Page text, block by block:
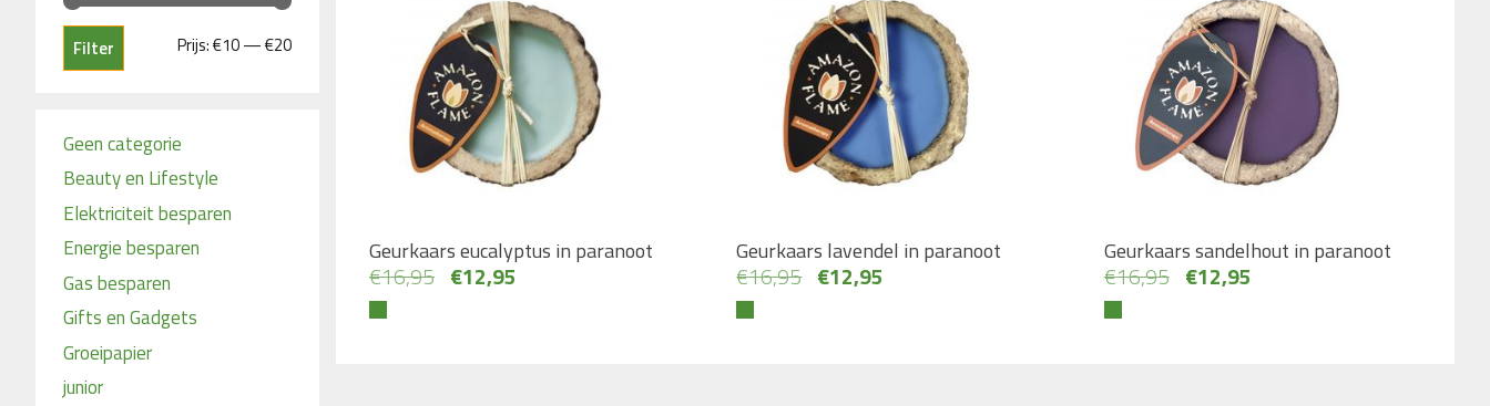
Geurkaars eucalyptus in paranoot
€16,95 Oorspronkelijke
€12,95
Geurkaars lavendel in paranoot
€16,95 Oorspronkelijke
€12,95
Geurkaars sandelhout in paranoot
€16,95 Oorspronkelijke
€12,95
Min.
Max.
Filter Prijs:€10—€20
Geen categorie
Beauty en Lifestyle
Elektriciteit besparen
Energie besparen
Gas besparen
Gifts en Gadgets
Groeipapier
junior